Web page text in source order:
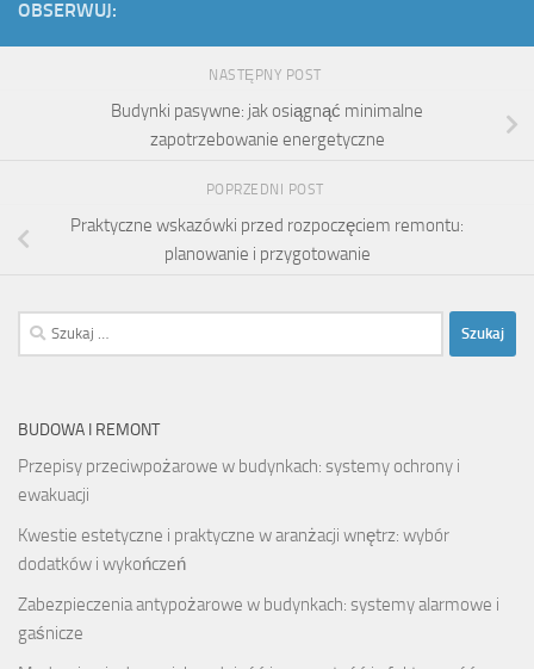
OBSERWUJ:
NASTĘPNY POST
Budynki pasywne: jak osiągnąć minimalne
zapotrzebowanie energetyczne
POPRZEDNI POST
Praktyczne wskazówki przed rozpoczęciem remontu:
planowanie i przygotowanie
Szukaj:
BUDOWA I REMONT
Przepisy przeciwpożarowe w budynkach: systemy ochrony i
ewakuacji
Kwestie estetyczne i praktyczne w aranżacji wnętrz: wybór
dodatków i wykończeń
Zabezpieczenia antypożarowe w budynkach: systemy alarmowe i
gaśnicze